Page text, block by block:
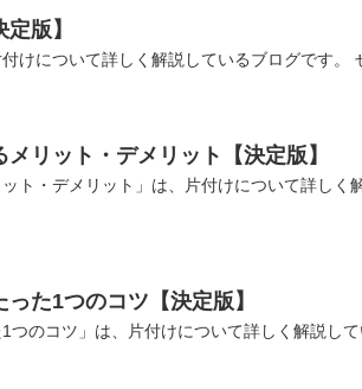
版】
付けについて詳しく解説しているブログです
リット・デメリット【決定版】
ット・デメリット」は、片付けについて詳し
た1つのコツ【決定版】
つのコツ」は、片付けについて詳しく解説し